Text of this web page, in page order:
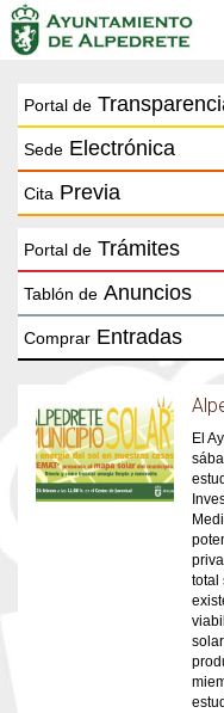
Portal de
Sede Electrónica
Cita Previa
Portal de Trámites
Tablón de Anuncios
Comprar Entradas
El
total